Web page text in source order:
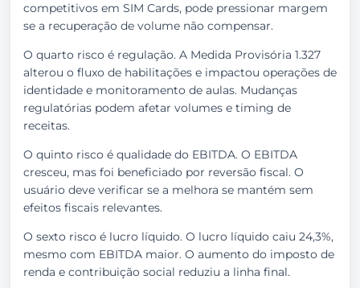
competitivos em SIM Cards, pode pressionar margem
se a recuperação de volume não compensar.
O quarto risco é regulação. A Medida Provisória 1.327
alterou o fluxo de habilitações e impactou operações de
identidade e monitoramento de aulas. Mudanças
regulatórias podem afetar volumes e timing de
receitas.
O quinto risco é qualidade do EBITDA. O EBITDA
cresceu, mas foi beneficiado por reversão fiscal. O
usuário deve verificar se a melhora se mantém sem
efeitos fiscais relevantes.
O sexto risco é lucro líquido. O lucro líquido caiu 24,3%,
mesmo com EBITDA maior. O aumento do imposto de
renda e contribuição social reduziu a linha final.